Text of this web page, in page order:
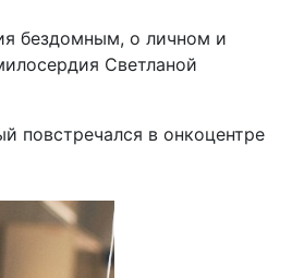
бездомным, о личном и
Светланой
повстречался в онкоцентре